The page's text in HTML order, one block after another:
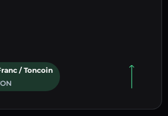
/ Toncoin